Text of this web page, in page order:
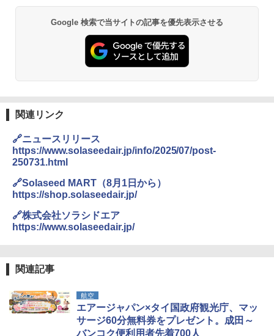
【日本企業販売】超強力クマ対策スプレー 30
0ml（連続噴射30秒）110ml（連続噴射15
秒）射程5～10m 安全ロック搭載 携帯収納袋
付き ヒグマ・イノシシ対策 自治体・教育機
関の購入実績 登山・キャンプ・アウトドア・
GRANDOOR ステンレス保冷剤 2個セット 2
026リニューアル 急速冷凍 空間倍増 衛生的
￥2,980
ポインターライト 強力 小型 緑色/赤色/青紫色
USB充電式 高精度 超長距離照射 長時間使用
電動エアーポンプ SUP用 20PSI 電動ポンプ
ゴムボート 空気入れ 空気抜き 自動停止 過熱
Google 検索で当サイトの記事を優先表示させる
関連リンク
🔗ニュースリリース
https://www.solaseedair.jp/info/2025/07/post-
250731.html
🔗Solaseed MART（8月1日から）
https://shop.solaseedair.jp/
🔗株式会社ソラシドエア
https://www.solaseedair.jp/
関連記事
航空
エアージャパン×タイ国政府観光庁、マッ
サージ60分無料券をプレゼント。成田～
バンコク便利用者先着700人